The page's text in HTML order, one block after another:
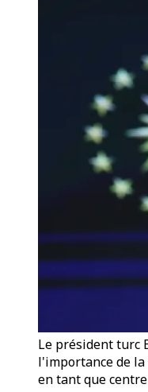
Le président turc
l'importance de
en tant que